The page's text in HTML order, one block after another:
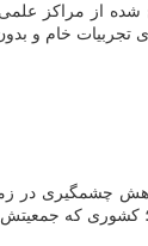
از مراكز
خام و
چشمگیری در
این امر را محقق كرده اند. بعنوان نمونه